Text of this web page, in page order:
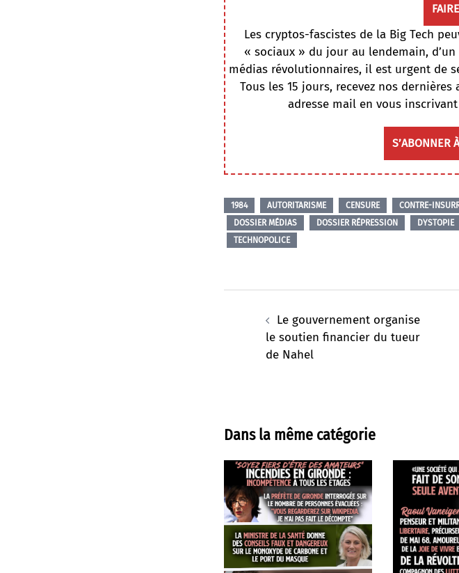
Les cryptos-fascistes de la Big Tech
« sociaux » du jour au lendemain,
médias révolutionnaires, il est urgent de
Tous les 15 jours, recevez nos
adresse mail en vous
S’ABONNER
1984 AUTORITARISME CENSURE CONTRE-
DOSSIER MÉDIAS
DOSSIER RÉPRESSION DYSTOPIE
TECHNOPOLICE
d’articleLe gouvernement organise
le soutien financier du tueur
de Nahel
Dans la même catégorie